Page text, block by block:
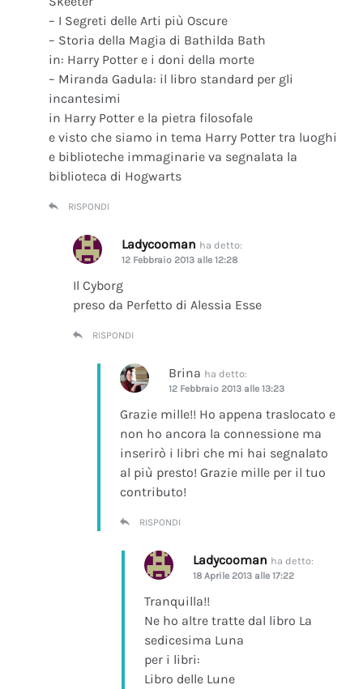
– I Segreti delle Arti più Oscure
– Storia della Magia di Bathilda Bath
in: Harry Potter e i doni della morte
– Miranda Gadula: il libro standard per gli
incantesimi
in Harry Potter e la pietra filosofale
e visto che siamo in tema Harry Potter tra luoghi
e biblioteche immaginarie va segnalata la
biblioteca di Hogwarts
RISPONDI
Ladycooman ha detto:
12 Febbraio 2013 alle 12:28
Il Cyborg
preso da Perfetto di Alessia Esse
RISPONDI
Brina ha detto:
12 Febbraio 2013 alle 13:23
Grazie mille!! Ho appena traslocato e
non ho ancora la connessione ma
inserirò i libri che mi hai segnalato
al più presto! Grazie mille per il tuo
contributo!
RISPONDI
Ladycooman ha detto:
18 Aprile 2013 alle 17:22
Tranquilla!!
Ne ho altre tratte dal libro La
sedicesima Luna
per i libri:
Libro delle Lune